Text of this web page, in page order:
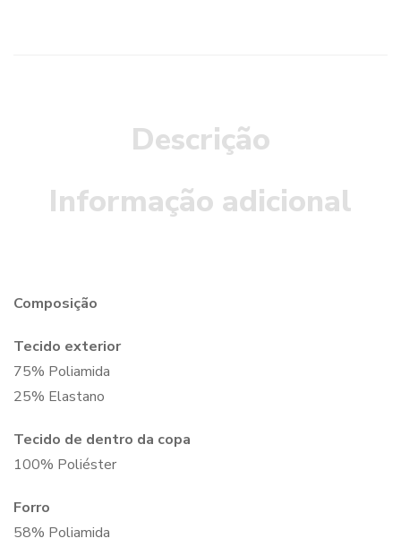
Descrição
Informação adicional
Composição
Tecido exterior
75% Poliamida
25% Elastano
Tecido de dentro da copa
100% Poliéster
Forro
58% Poliamida